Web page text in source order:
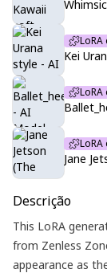
Kei
Jane
Descrição
This LoRA
from Zenless
appearance as